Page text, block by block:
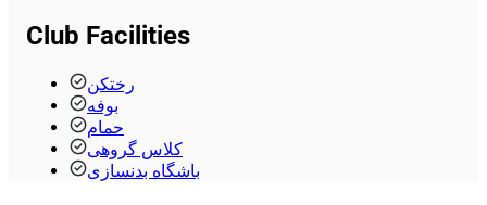
Club Facilities
رختکن
بوفه
حمام
کلاس گروهی
باشگاه بدنسازی